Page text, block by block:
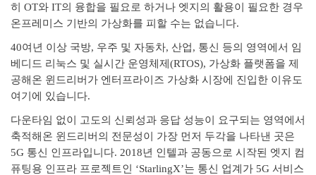
히 OT와 IT의 융합을 필요로 하거나 엣지의 활용이 필요한 경우
온프레미스 기반의 가상화를 피할 수는 없습니다.
40여년 이상 국방, 우주 및 자동차, 산업, 통신 등의 영역에서 임
베디드 리눅스 및 실시간 운영체제(RTOS), 가상화 플랫폼을 제
공해온 윈드리버가 엔터프라이즈 가상화 시장에 진입한 이유도
여기에 있습니다.
다운타임 없이 고도의 신뢰성과 응답 성능이 요구되는 영역에서
축적해온 윈드리버의 전문성이 가장 먼저 두각을 나타낸 곳은
5G 통신 인프라입니다. 2018년 인텔과 공동으로 시작된 엣지 컴
퓨팅용 인프라 프로젝트인 ‘StarlingX’는 통신 업계가 5G 서비스